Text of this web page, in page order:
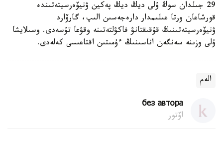
29 جىلدان سوڭ ۇلى ديڭ ديڭ پەكين ۋنيۆەرسيتەتىندە
قورشاعان ورتا عىلىمدار دارەجەسىن الىپ، گارۆارد
ۋنيۆەرسيتەتىنىڭ قۇقىقتانۋ فاكۋلتەتىنە وقۋعا تۇسەدى. وسىلايشا
ۇلى وزىنە سەنگەن اناسىنىڭ ءۇمىتىن اقتاعىسى كەلەدى.
الەم
без автора
اۆتور